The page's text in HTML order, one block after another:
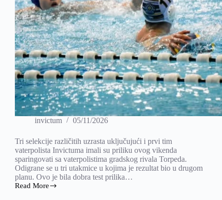
invictum 05/11/2026
Tri selekcije različitih uzrasta uključujući i prvi tim
vaterpolista Invictuma imali su priliku ovog vikenda
sparingovati sa vaterpolistima gradskog rivala Torpeda.
Odigrane se u tri utakmice u kojima je rezultat bio u drugom
planu. Ovo je bila dobra test prilika…
Read More
Vaterpolisti